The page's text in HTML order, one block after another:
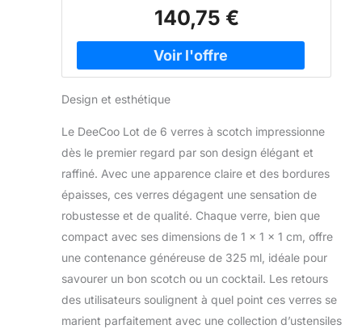
140,75 €
Design et esthétique
Le DeeCoo Lot de 6 verres à scotch impressionne
dès le premier regard par son design élégant et
raffiné. Avec une apparence claire et des bordures
épaisses, ces verres dégagent une sensation de
robustesse et de qualité. Chaque verre, bien que
compact avec ses dimensions de 1 x 1 x 1 cm, offre
une contenance généreuse de 325 ml, idéale pour
savourer un bon scotch ou un cocktail. Les retours
des utilisateurs soulignent à quel point ces verres se
marient parfaitement avec une collection d’ustensiles